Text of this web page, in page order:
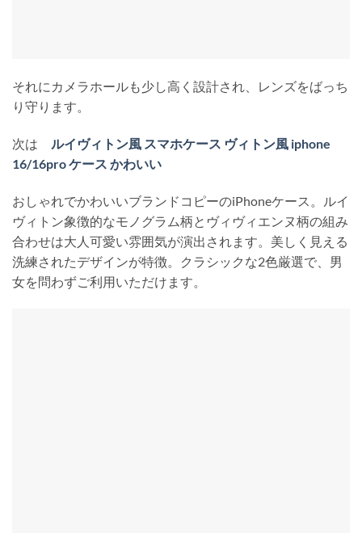
それにカメラホールも少し高く設計され、レンズをばっち
り守ります。
次は ルイヴィトン風 スマホケース ヴィトン風 iphone
16/16pro ケース かわいい
おしゃれでかわいいブランドコピーのiPhoneケース。ルイ
ヴィトン象徴的なモノグラム柄とヴィヴィエンヌ柄の組み
合わせは大人可愛い雰囲気が演出されます。美しく見える
洗練されたデザインが特徴。クラシックな2色厳選で、男
女を問わずご利用いただけます。